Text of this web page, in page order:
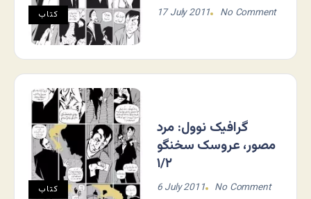
کتاب 17 July 2011 No Comment
کتاب
گرافیک نوول: مرد
مصور، عروسک سخنگو
۱/۲
6 July 2011 No Comment